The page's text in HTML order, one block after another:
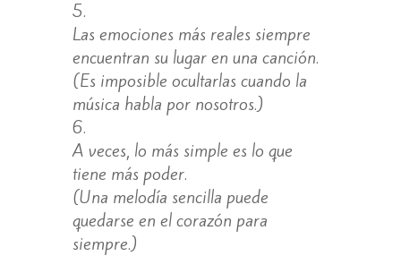
Las emociones más reales siempre
encuentran su lugar en una canción.
(Es imposible ocultarlas cuando la
música habla por nosotros.)
A veces, lo más simple es lo que
tiene más poder.
(Una melodía sencilla puede
quedarse en el corazón para
siempre.)